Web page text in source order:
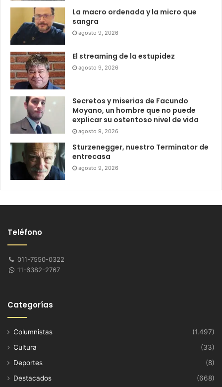
La macro ordenada y la micro que
sangra
agosto 9, 2026
El streaming de la estupidez
agosto 9, 2026
Secretos y miserias de Facundo
Moyano, un hombre que no puede
explicar su ostentoso nivel de vida
agosto 9, 2026
Sturzenegger, nuestro Terminator de
entrecasa
agosto 9, 2026
Teléfono
011-7550-0322
11-6382-2767
Categorías
Columnistas
(1.497)
Cultura
(33)
Deportes
(8)
Destacados
(668)